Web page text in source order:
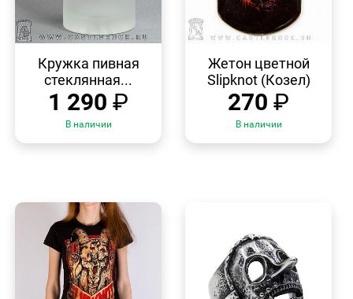
Кружка пивная
стеклянная...
1 290 ₽
В наличии
Жетон цветной
Slipknot (Козел)
270 ₽
В наличии